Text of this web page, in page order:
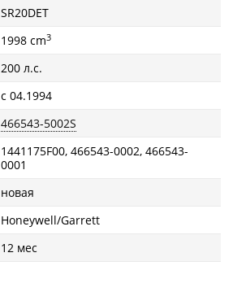
SR20DET
1998 cm3
200 л.с.
с 04.1994
466543-5002S
1441175F00, 466543-0002, 466543-
0001
новая
Honeywell/Garrett
12 мес